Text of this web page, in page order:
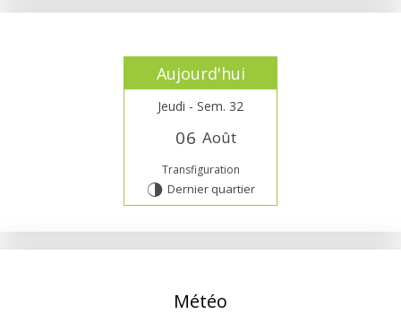
Aujourd'hui
Jeudi - Sem. 32
06 Août
Transfiguration
T Dernier quartier
Météo